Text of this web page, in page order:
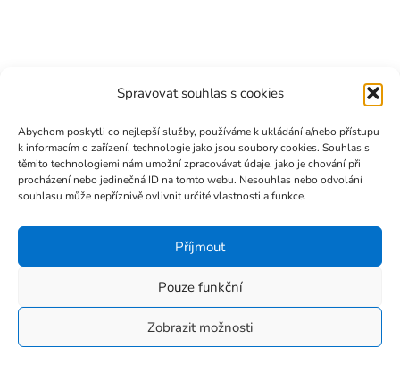
Spravovat souhlas s cookies
Abychom poskytli co nejlepší služby, používáme k ukládání a/nebo přístupu
k informacím o zařízení, technologie jako jsou soubory cookies. Souhlas s
těmito technologiemi nám umožní zpracovávat údaje, jako je chování při
procházení nebo jedinečná ID na tomto webu. Nesouhlas nebo odvolání
souhlasu může nepříznivě ovlivnit určité vlastnosti a funkce.
Příjmout
Pouze funkční
Zobrazit možnosti